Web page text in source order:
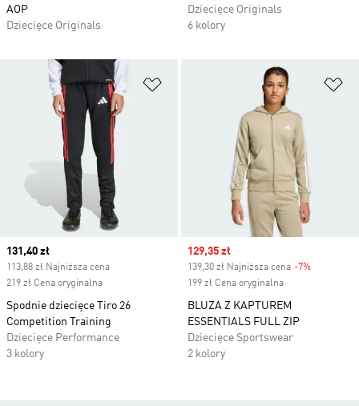
AOP
Dziecięce Originals
Dziecięce Originals
6 kolory
Dodaj do listy życzeń
Current price
131,40 zł
113,88 zł Najniższa cena
219 zł Cena oryginalna
Spodnie dziecięce Tiro 26
Competition Training
Dziecięce Performance
3 kolory
Sale price
129,35 zł
139,30 zł Najniższa cena -7%
199 zł Cena oryginalna
BLUZA Z KAPTUREM
ESSENTIALS FULL ZIP
Dziecięce Sportswear
2 kolory